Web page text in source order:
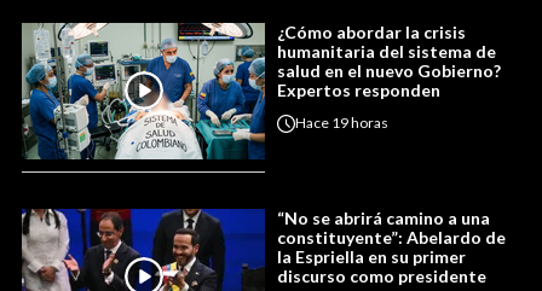
¿Cómo abordar la crisis
humanitaria del sistema de
salud en el nuevo Gobierno?
Expertos responden
Hace 19 horas
“No se abrirá camino a una
constituyente”: Abelardo de
la Espriella en su primer
discurso como presidente